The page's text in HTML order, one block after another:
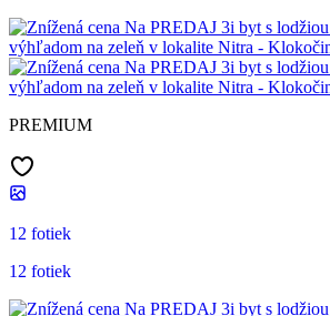
PREMIUM
12 fotiek
12 fotiek